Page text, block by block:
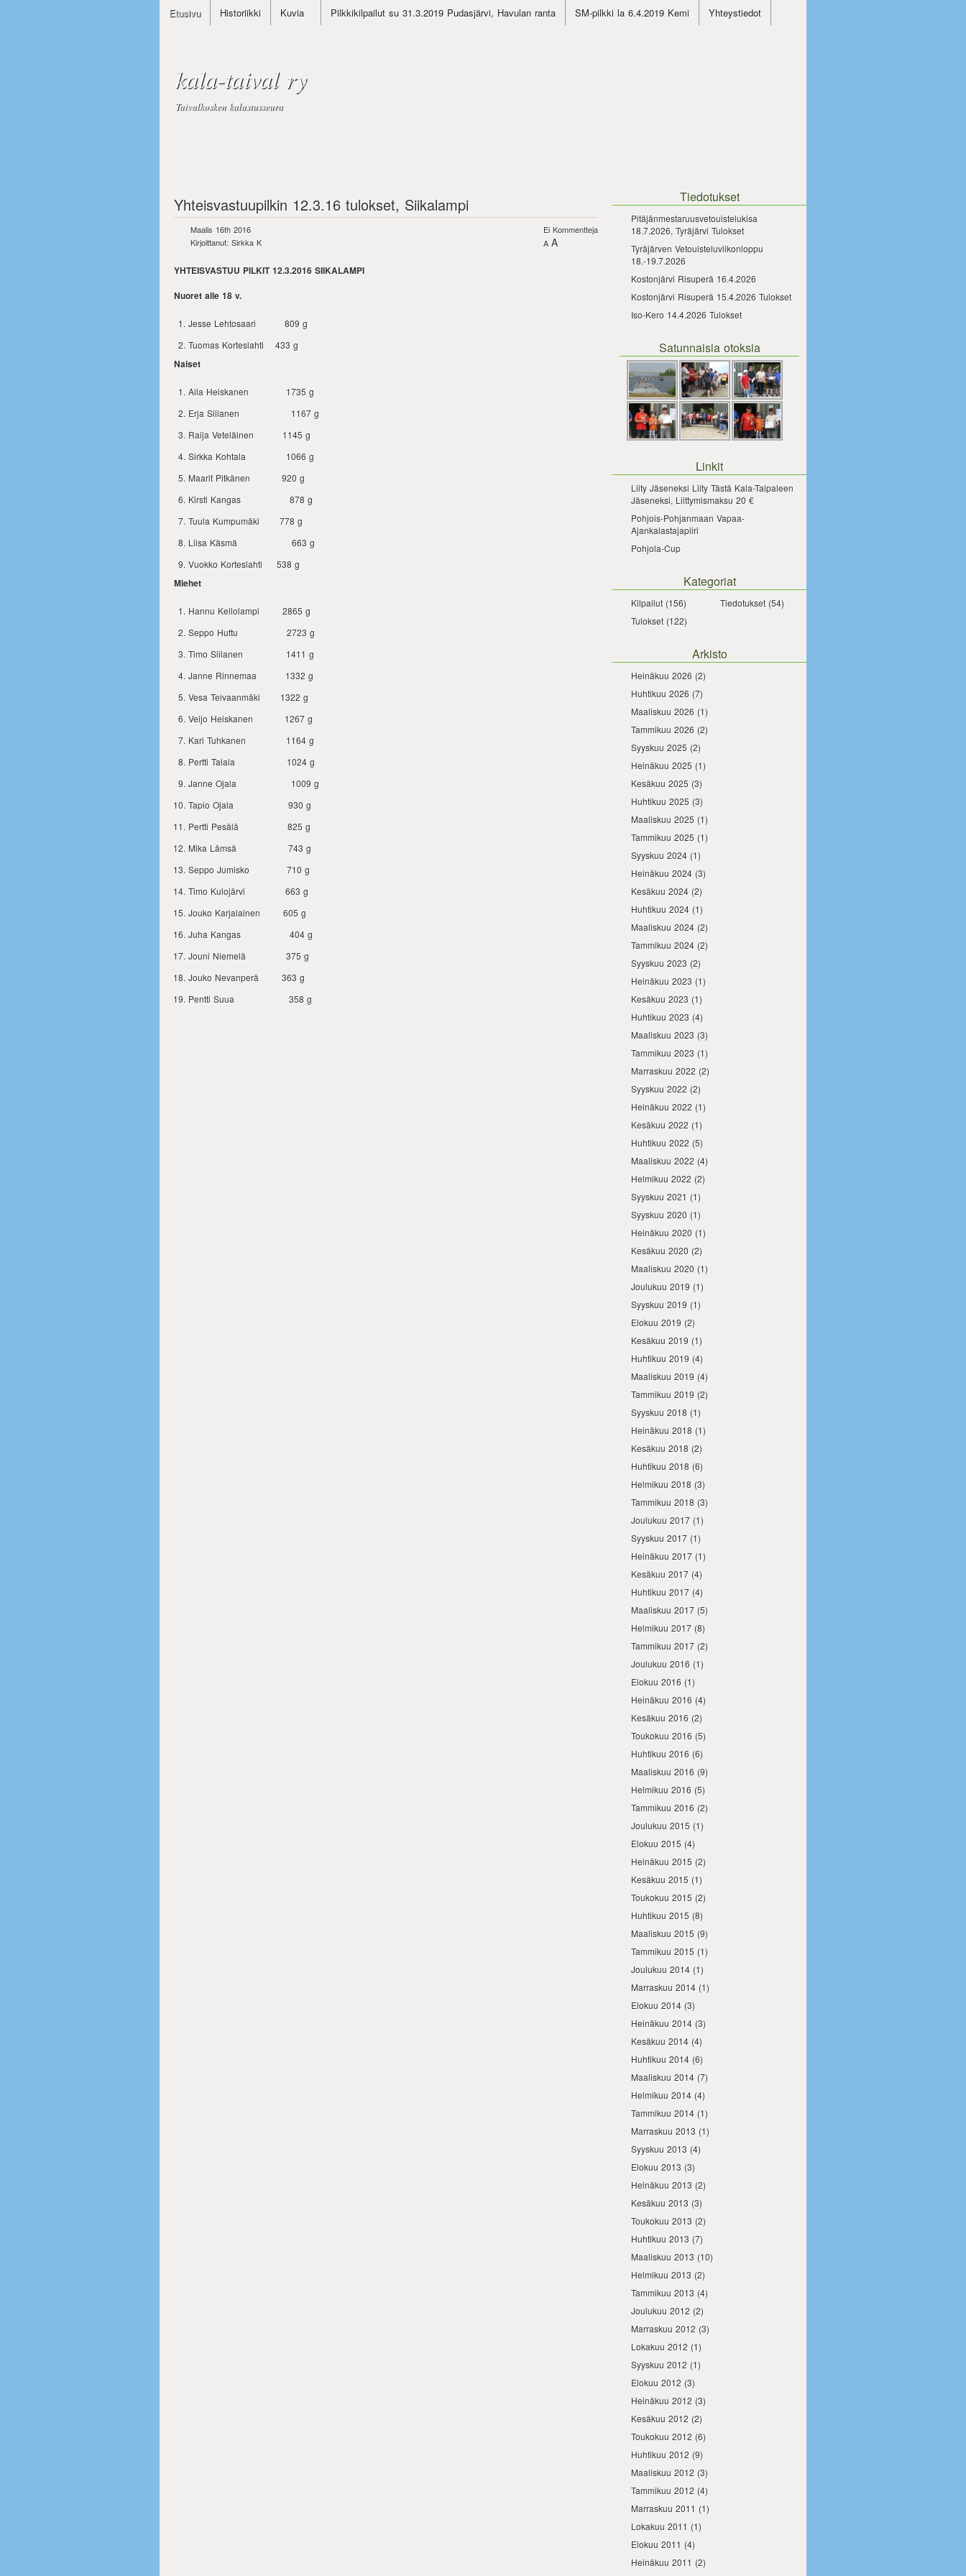
Etusivu Historiikki Kuvia Pilkkikilpailut su 31.3.2019 Pudasjärvi, Havulan ranta SM-pilkki la 6.4.2019 Kemi Yhteystiedot
kala-taival ry
Taivalkosken kalastusseura
Yhteisvastuupilkin 12.3.16 tulokset, Siikalampi
Maalis 16th 2016
Kirjoittanut: Sirkka K
Ei Kommentteja
A A
YHTEISVASTUU PILKIT 12.3.2016 SIIKALAMPI
Nuoret alle 18 v.
Jesse Lehtosaari 809 g
Tuomas Korteslahti 433 g
Naiset
Aila Heiskanen 1735 g
Erja Siilanen 1167 g
Raija Veteläinen 1145 g
Sirkka Kohtala 1066 g
Maarit Pitkänen 920 g
Kirsti Kangas 878 g
Tuula Kumpumäki 778 g
Liisa Käsmä 663 g
Vuokko Korteslahti 538 g
Miehet
Hannu Kellolampi 2865 g
Seppo Huttu 2723 g
Timo Siilanen 1411 g
Janne Rinnemaa 1332 g
Vesa Teivaanmäki 1322 g
Veijo Heiskanen 1267 g
Kari Tuhkanen 1164 g
Pertti Talala 1024 g
Janne Ojala 1009 g
Tapio Ojala 930 g
Pertti Pesälä 825 g
Mika Lämsä 743 g
Seppo Jumisko 710 g
Timo Kulojärvi 663 g
Jouko Karjalainen 605 g
Juha Kangas 404 g
Jouni Niemelä 375 g
Jouko Nevanperä 363 g
Pentti Suua 358 g
Tiedotukset
Pitäjänmestaruusvetouistelukisa
18.7.2026, Tyräjärvi Tulokset
Tyräjärven Vetouisteluviikonloppu
18.-19.7.2026
Kostonjärvi Risuperä 16.4.2026
Kostonjärvi Risuperä 15.4.2026 Tulokset
Iso-Kero 14.4.2026 Tulokset
Satunnaisia otoksia
Linkit
Liity Jäseneksi Liity Tästä Kala-Taipaleen
Jäseneksi, Liittymismaksu 20 €
Pohjois-Pohjanmaan Vapaa-
Ajankalastajapiiri
Pohjola-Cup
Kategoriat
Kilpailut (156) Tiedotukset(54)
Tulokset (122)
Arkisto
Heinäkuu 2026 (2)
Huhtikuu 2026 (7)
Maaliskuu 2026 (1)
Tammikuu 2026 (2)
Syyskuu 2025 (2)
Heinäkuu 2025 (1)
Kesäkuu 2025 (3)
Huhtikuu 2025 (3)
Maaliskuu 2025 (1)
Tammikuu 2025 (1)
Syyskuu 2024 (1)
Heinäkuu 2024 (3)
Kesäkuu 2024 (2)
Huhtikuu 2024 (1)
Maaliskuu 2024 (2)
Tammikuu 2024 (2)
Syyskuu 2023 (2)
Heinäkuu 2023 (1)
Kesäkuu 2023 (1)
Huhtikuu 2023 (4)
Maaliskuu 2023 (3)
Tammikuu 2023 (1)
Marraskuu 2022 (2)
Syyskuu 2022 (2)
Heinäkuu 2022 (1)
Kesäkuu 2022 (1)
Huhtikuu 2022 (5)
Maaliskuu 2022 (4)
Helmikuu 2022 (2)
Syyskuu 2021 (1)
Syyskuu 2020 (1)
Heinäkuu 2020 (1)
Kesäkuu 2020 (2)
Maaliskuu 2020 (1)
Joulukuu 2019 (1)
Syyskuu 2019 (1)
Elokuu 2019 (2)
Kesäkuu 2019 (1)
Huhtikuu 2019 (4)
Maaliskuu 2019 (4)
Tammikuu 2019 (2)
Syyskuu 2018 (1)
Heinäkuu 2018 (1)
Kesäkuu 2018 (2)
Huhtikuu 2018 (6)
Helmikuu 2018 (3)
Tammikuu 2018 (3)
Joulukuu 2017 (1)
Syyskuu 2017 (1)
Heinäkuu 2017 (1)
Kesäkuu 2017 (4)
Huhtikuu 2017 (4)
Maaliskuu 2017 (5)
Helmikuu 2017 (8)
Tammikuu 2017 (2)
Joulukuu 2016 (1)
Elokuu 2016 (1)
Heinäkuu 2016 (4)
Kesäkuu 2016 (2)
Toukokuu 2016 (5)
Huhtikuu 2016 (6)
Maaliskuu 2016 (9)
Helmikuu 2016 (5)
Tammikuu 2016 (2)
Joulukuu 2015 (1)
Elokuu 2015 (4)
Heinäkuu 2015 (2)
Kesäkuu 2015 (1)
Toukokuu 2015 (2)
Huhtikuu 2015 (8)
Maaliskuu 2015 (9)
Tammikuu 2015 (1)
Joulukuu 2014 (1)
Marraskuu 2014 (1)
Elokuu 2014 (3)
Heinäkuu 2014 (3)
Kesäkuu 2014 (4)
Huhtikuu 2014 (6)
Maaliskuu 2014 (7)
Helmikuu 2014 (4)
Tammikuu 2014 (1)
Marraskuu 2013 (1)
Syyskuu 2013 (4)
Elokuu 2013 (3)
Heinäkuu 2013 (2)
Kesäkuu 2013 (3)
Toukokuu 2013 (2)
Huhtikuu 2013 (7)
Maaliskuu 2013 (10)
Helmikuu 2013 (2)
Tammikuu 2013 (4)
Joulukuu 2012 (2)
Marraskuu 2012 (3)
Lokakuu 2012 (1)
Syyskuu 2012 (1)
Elokuu 2012 (3)
Heinäkuu 2012 (3)
Kesäkuu 2012 (2)
Toukokuu 2012 (6)
Huhtikuu 2012 (9)
Maaliskuu 2012 (3)
Tammikuu 2012 (4)
Marraskuu 2011 (1)
Lokakuu 2011 (1)
Elokuu 2011 (4)
Heinäkuu 2011 (2)